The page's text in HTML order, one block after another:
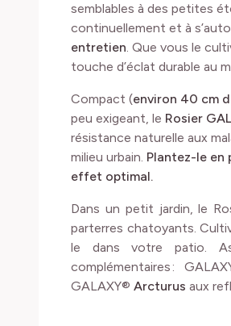
semblables à des petites
continuellement et à
entretien. Que vous le
touche d’éclat durable au
Compact (environ 40 cm
peu exigeant, le Rosier
résistance naturelle aux
milieu urbain. Plantez-le en
effet optimal.
Dans un petit jardin, le
parterres chatoyants.
le dans votre patio.
complémentaires :
GALAXY® Arcturus aux